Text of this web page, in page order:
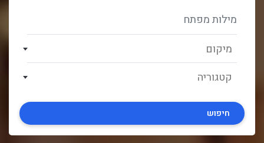
מיקום
קטגוריה
חיפוש